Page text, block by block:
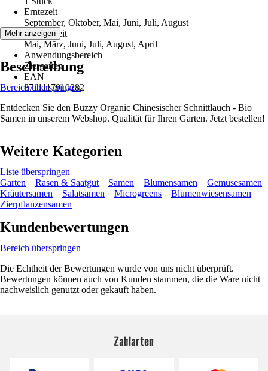
Erntezeit
September, Oktober, Mai, Juni, Juli, August
Aussaatzeit
Mai, März, Juni, Juli, August, April
Anwendungsbereich
Ziergarten
EAN
8711117910282
Mehr anzeigen
Beschreibung
Bereich überspringen
Entdecken Sie den Buzzy Organic Chinesischer Schnittlauch - Bio
Samen in unserem Webshop. Qualität für Ihren Garten. Jetzt bestellen!
Weitere Kategorien
Liste überspringen
Garten
Rasen & Saatgut Samen Blumensamen
Gemüsesamen
Kräutersamen
Salatsamen Microgreens
Blumenwiesensamen
Zierpflanzensamen
Kundenbewertungen
Bereich überspringen
Die Echtheit der Bewertungen wurde von uns nicht überprüft.
Bewertungen können auch von Kunden stammen, die die Ware nicht
nachweislich genutzt oder gekauft haben.
Zahlarten